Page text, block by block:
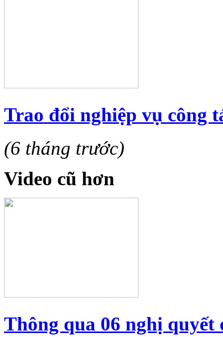
Trao đổi nghiệp vụ công
(6 tháng trước)
Video cũ hơn
Thông qua 06 nghị